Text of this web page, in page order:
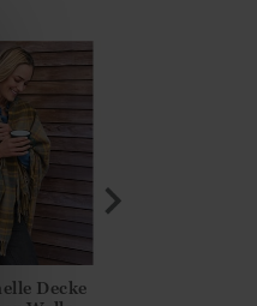
Decke